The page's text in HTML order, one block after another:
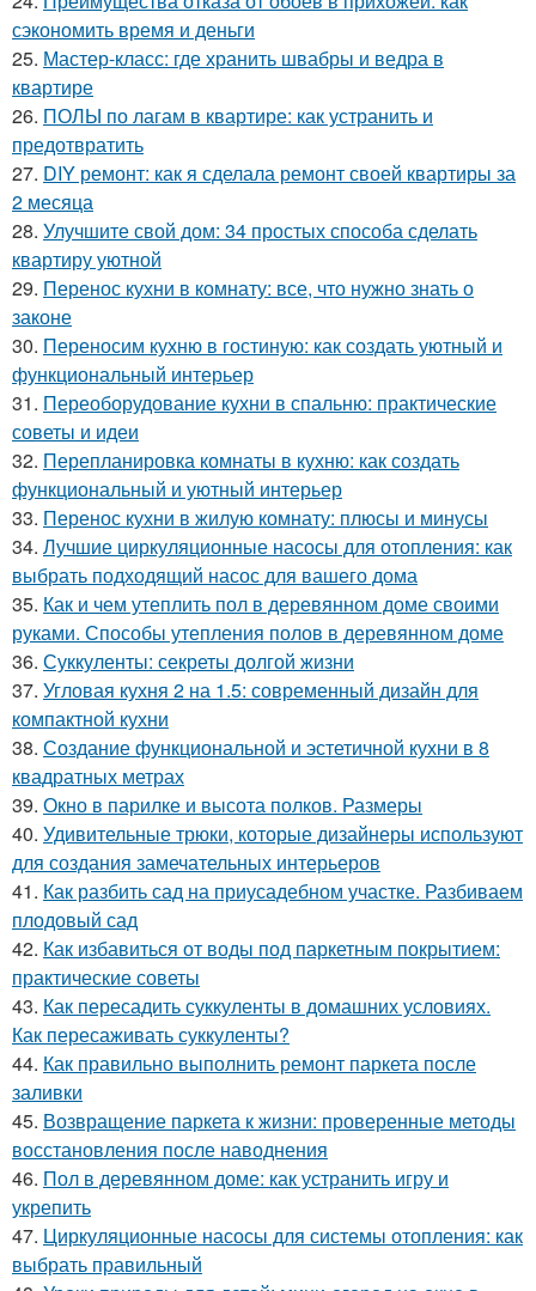
сэкономить время и деньги
25. Мастер-класс: где хранить швабры и ведра в
квартире
26. ПОЛЫ по лагам в квартире: как устранить и
предотвратить
27. DIY ремонт: как я сделала ремонт своей квартиры за
2 месяца
28. Улучшите свой дом: 34 простых способа сделать
квартиру уютной
29. Перенос кухни в комнату: все, что нужно знать о
законе
30. Переносим кухню в гостиную: как создать уютный и
функциональный интерьер
31. Переоборудование кухни в спальню: практические
советы и идеи
32. Перепланировка комнаты в кухню: как создать
функциональный и уютный интерьер
33. Перенос кухни в жилую комнату: плюсы и минусы
34. Лучшие циркуляционные насосы для отопления: как
выбрать подходящий насос для вашего дома
35. Как и чем утеплить пол в деревянном доме своими
руками. Способы утепления полов в деревянном доме
36. Суккуленты: секреты долгой жизни
37. Угловая кухня 2 на 1.5: современный дизайн для
компактной кухни
38. Создание функциональной и эстетичной кухни в 8
квадратных метрах
39. Окно в парилке и высота полков. Размеры
40. Удивительные трюки, которые дизайнеры используют
для создания замечательных интерьеров
41. Как разбить сад на приусадебном участке. Разбиваем
плодовый сад
42. Как избавиться от воды под паркетным покрытием:
практические советы
43. Как пересадить суккуленты в домашних условиях.
Как пересаживать суккуленты?
44. Как правильно выполнить ремонт паркета после
заливки
45. Возвращение паркета к жизни: проверенные методы
восстановления после наводнения
46. Пол в деревянном доме: как устранить игру и
укрепить
47. Циркуляционные насосы для системы отопления: как
выбрать правильный